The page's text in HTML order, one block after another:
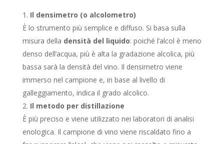
Il densimetro (o alcolometro)
È lo strumento più semplice e diffuso. Si basa sulla
misura della densità del liquido: poiché l’alcol è meno
denso dell’acqua, più è alta la gradazione alcolica, più
bassa sarà la densità del vino. Il densimetro viene
immerso nel campione e, in base al livello di
galleggiamento, indica il grado alcolico.
Il metodo per distillazione
È più preciso e viene utilizzato nei laboratori di analisi
enologica. Il campione di vino viene riscaldato fino a